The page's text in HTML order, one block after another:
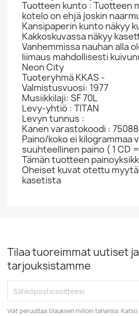
Tuotteen kunto : Tuotteen
kotelo on ehjä joskin
Kansipaperin kunto näkyy
Kakkoskuvassa näkyy
Vanhemmissa nauhan alla
liimaus mahdollisesti
Neon City
Tuoteryhmä KKAS -
Valmistusvuosi: 1977
Musiikkilaji: SF 70L
Levy-yhtiö : TITAN
Levyn tunnus :
Kanen varastokoodi :
Paino/koko ei kilogrammaa
suuhteellinen paino ( 1 CD =
Tämän tuotteen
Oheiset kuvat otettu
kasetista
Tilaa tuoreimmat uutiset
tarjouksistamme
Voit peruuttaa tilauksen milloin tahansa.